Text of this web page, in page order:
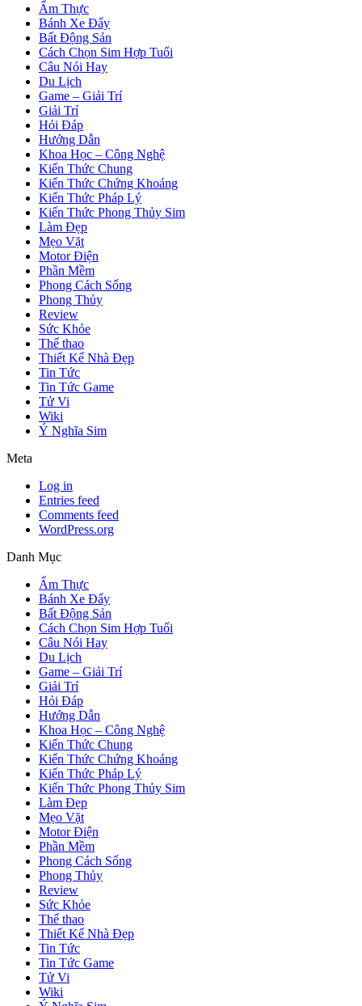
Ẩm Thực
Bánh Xe Đẩy
Bất Động Sản
Cách Chọn Sim Hợp Tuổi
Câu Nói Hay
Du Lịch
Game – Giải Trí
Giải Trí
Hỏi Đáp
Hướng Dẫn
Khoa Học – Công Nghệ
Kiến Thức Chung
Kiến Thức Chứng Khoáng
Kiến Thức Pháp Lý
Kiến Thức Phong Thủy Sim
Làm Đẹp
Mẹo Vặt
Motor Điện
Phần Mềm
Phong Cách Sống
Phong Thủy
Review
Sức Khỏe
Thể thao
Thiết Kế Nhà Đẹp
Tin Tức
Tin Tức Game
Tử Vi
Wiki
Ý Nghĩa Sim
Meta
Log in
Entries feed
Comments feed
WordPress.org
Danh Mục
Ẩm Thực
Bánh Xe Đẩy
Bất Động Sản
Cách Chọn Sim Hợp Tuổi
Câu Nói Hay
Du Lịch
Game – Giải Trí
Giải Trí
Hỏi Đáp
Hướng Dẫn
Khoa Học – Công Nghệ
Kiến Thức Chung
Kiến Thức Chứng Khoáng
Kiến Thức Pháp Lý
Kiến Thức Phong Thủy Sim
Làm Đẹp
Mẹo Vặt
Motor Điện
Phần Mềm
Phong Cách Sống
Phong Thủy
Review
Sức Khỏe
Thể thao
Thiết Kế Nhà Đẹp
Tin Tức
Tin Tức Game
Tử Vi
Wiki